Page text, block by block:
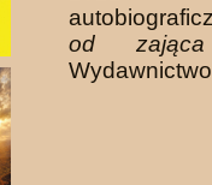
od zająca